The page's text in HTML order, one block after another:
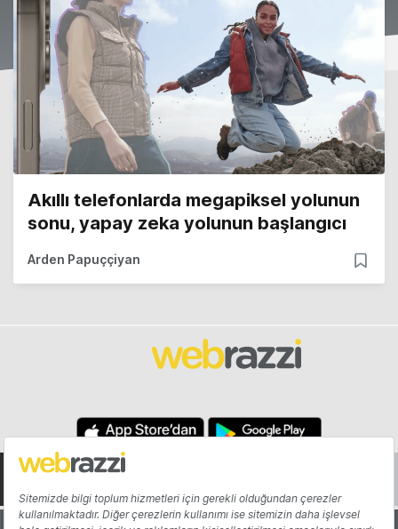
Akıllı telefonlarda megapiksel yolunun
sonu, yapay zeka yolunun başlangıcı
Arden Papuççiyan